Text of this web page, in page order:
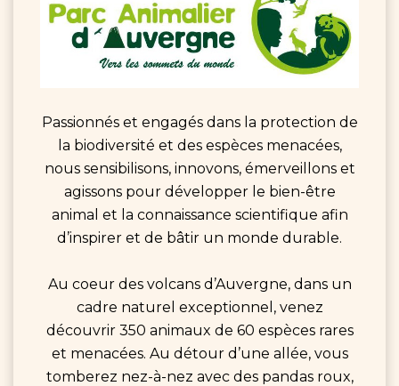
Passionnés et engagés dans la protection de
la biodiversité et des espèces menacées,
nous sensibilisons, innovons, émerveillons et
agissons pour développer le bien-être
animal et la connaissance scientifique afin
d’inspirer et de bâtir un monde durable.
Au coeur des volcans d’Auvergne, dans un
cadre naturel exceptionnel, venez
découvrir 350 animaux de 60 espèces rares
et menacées. Au détour d’une allée, vous
tomberez nez-à-nez avec des pandas roux,